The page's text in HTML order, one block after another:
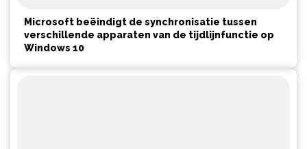
Microsoft beëindigt de synchronisatie tussen
verschillende apparaten van de tijdlijnfunctie op
Windows 10